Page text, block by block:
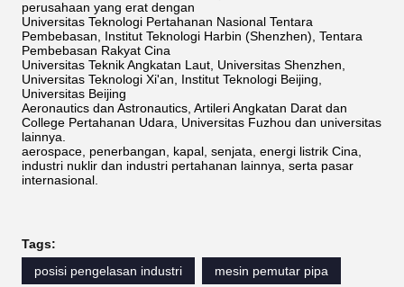
perusahaan yang erat dengan
Universitas Teknologi Pertahanan Nasional Tentara
Pembebasan, Institut Teknologi Harbin (Shenzhen), Tentara
Pembebasan Rakyat Cina
Universitas Teknik Angkatan Laut, Universitas Shenzhen,
Universitas Teknologi Xi'an, Institut Teknologi Beijing,
Universitas Beijing
Aeronautics dan Astronautics, Artileri Angkatan Darat dan
College Pertahanan Udara, Universitas Fuzhou dan universitas
lainnya.
aerospace, penerbangan, kapal, senjata, energi listrik Cina,
industri nuklir dan industri pertahanan lainnya, serta pasar
internasional.
Tags:
posisi pengelasan industri
mesin pemutar pipa